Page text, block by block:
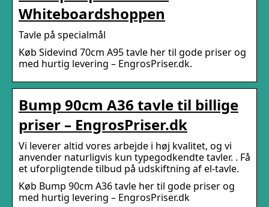
Whiteboardshoppen
Tavle på specialmål
Køb Sidevind 70cm A95 tavle her til gode priser og
med hurtig levering – EngrosPriser.dk.
Bump 90cm A36 tavle til billige
priser – EngrosPriser.dk
Vi leverer altid vores arbejde i høj kvalitet, og vi
anvender naturligvis kun typegodkendte tavler. ​. Få
et uforpligtende tilbud på udskiftning af el-tavle.
Køb Bump 90cm A36 tavle her til gode priser og
med hurtig levering – EngrosPriser.dk